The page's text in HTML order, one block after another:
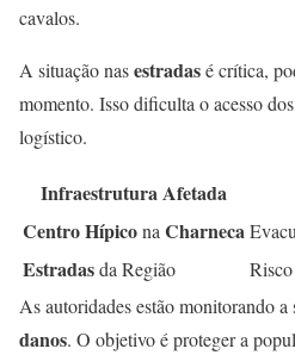
cavalos.
A situação nasestradasé crítica,
momento. Isso dificulta o acesso
logístico.
Infraestrutura Afetada
Centro HípiconaCharneca
Estradasda Região
As autoridades estão monitorando
danos. O objetivo é proteger a